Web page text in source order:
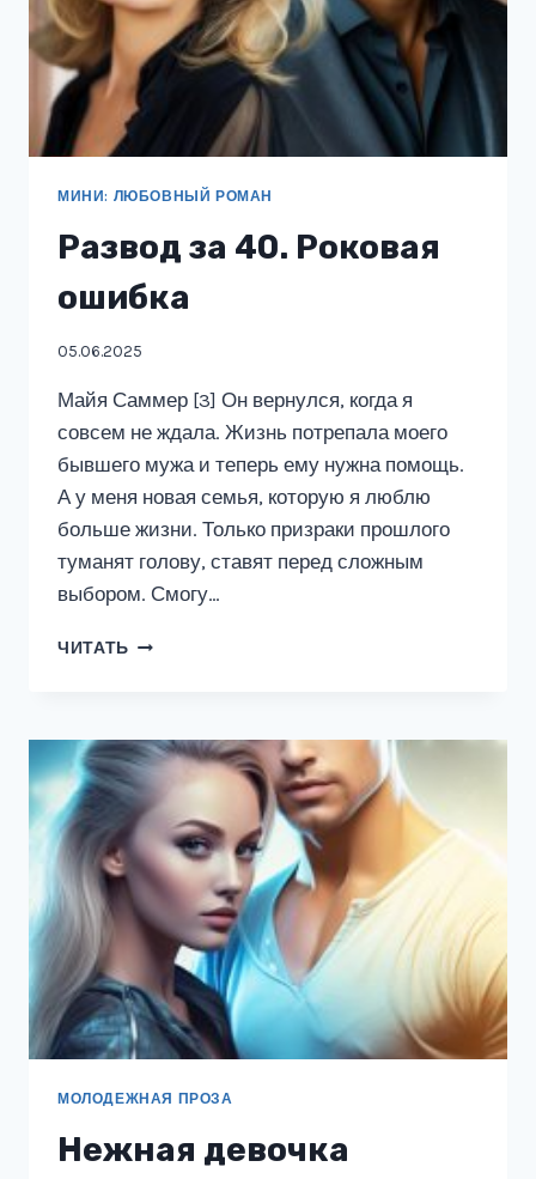
МИНИ: ЛЮБОВНЫЙ РОМАН
Развод за 40. Роковая
ошибка
05.06.2025
Майя Саммер [3] Он вернулся, когда я
совсем не ждала. Жизнь потрепала моего
бывшего мужа и теперь ему нужна помощь.
А у меня новая семья, которую я люблю
больше жизни. Только призраки прошлого
туманят голову, ставят перед сложным
выбором. Смогу…
ЧИТАТЬ РАЗВОД
ОШИБКА
МОЛОДЕЖНАЯ ПРОЗА
Нежная девочка